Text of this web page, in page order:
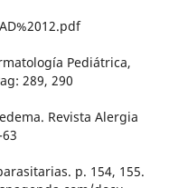
Pediátrica,
289, 290
Revista Alergia
p. 154, 155.